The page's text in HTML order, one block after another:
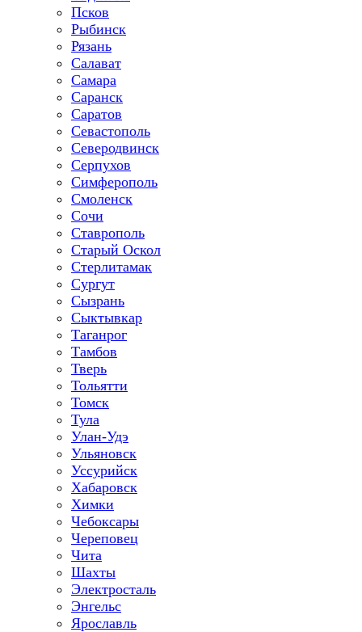
Псков
Рыбинск
Рязань
Салават
Самара
Саранск
Саратов
Севастополь
Северодвинск
Серпухов
Симферополь
Смоленск
Сочи
Ставрополь
Старый Оскол
Стерлитамак
Сургут
Сызрань
Сыктывкар
Таганрог
Тамбов
Тверь
Тольятти
Томск
Тула
Улан-Удэ
Ульяновск
Уссурийск
Хабаровск
Химки
Чебоксары
Череповец
Чита
Шахты
Электросталь
Энгельс
Ярославль